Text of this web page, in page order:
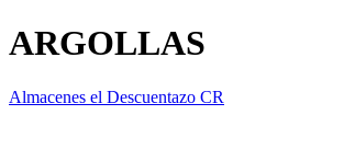
ARGOLLAS
Almacenes el Descuentazo CR